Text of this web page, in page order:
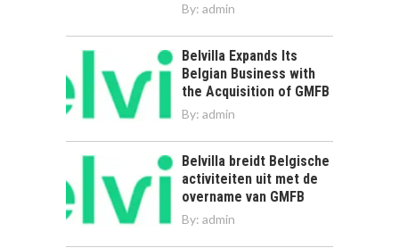
By: admin
Belvilla Expands Its
Belgian Business with
the Acquisition of GMFB
By: admin
Belvilla breidt Belgische
activiteiten uit met de
overname van GMFB
By: admin